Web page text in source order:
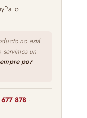
o
no está
un
por
878 ·